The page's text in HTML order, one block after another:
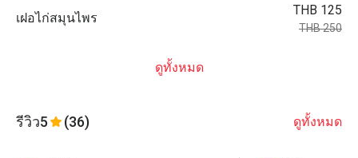
เฝอไก่สมุนไพร
THB 125
THB 250
ดูทั้งหมด
รีวิว5 (36) ดูทั้งหมด